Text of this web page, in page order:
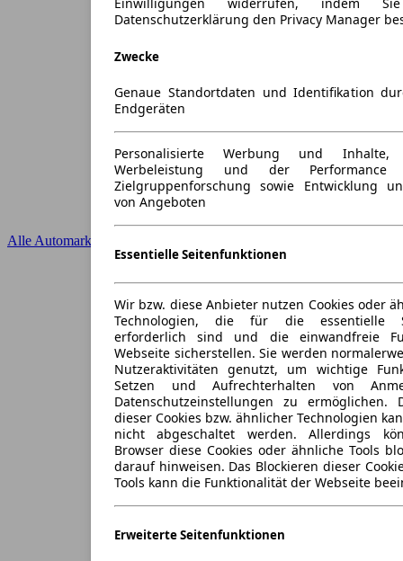
Alle Automarken
Einwilligungen widerrufen, indem
Datenschutzerklärung den Privacy Manager
Zwecke
Genaue Standortdaten und Identifikation
Endgeräten
Personalisierte Werbung und Inhalte,
Werbeleistung und der
Zielgruppenforschung sowie Entwicklung
von Angeboten
Essentielle Seitenfunktionen
Wir bzw. diese Anbieter nutzen Cookies oder
Technologien, die für die essentielle
erforderlich sind und die einwandfreie
Webseite sicherstellen. Sie werden
Nutzeraktivitäten genutzt, um wichtige
Setzen und Aufrechterhalten von
Datenschutzeinstellungen zu ermöglichen.
dieser Cookies bzw. ähnlicher Technologien
nicht abgeschaltet werden. Allerdings
Browser diese Cookies oder ähnliche Tools
darauf hinweisen. Das Blockieren dieser
Tools kann die Funktionalität der Webseite
Erweiterte Seitenfunktionen